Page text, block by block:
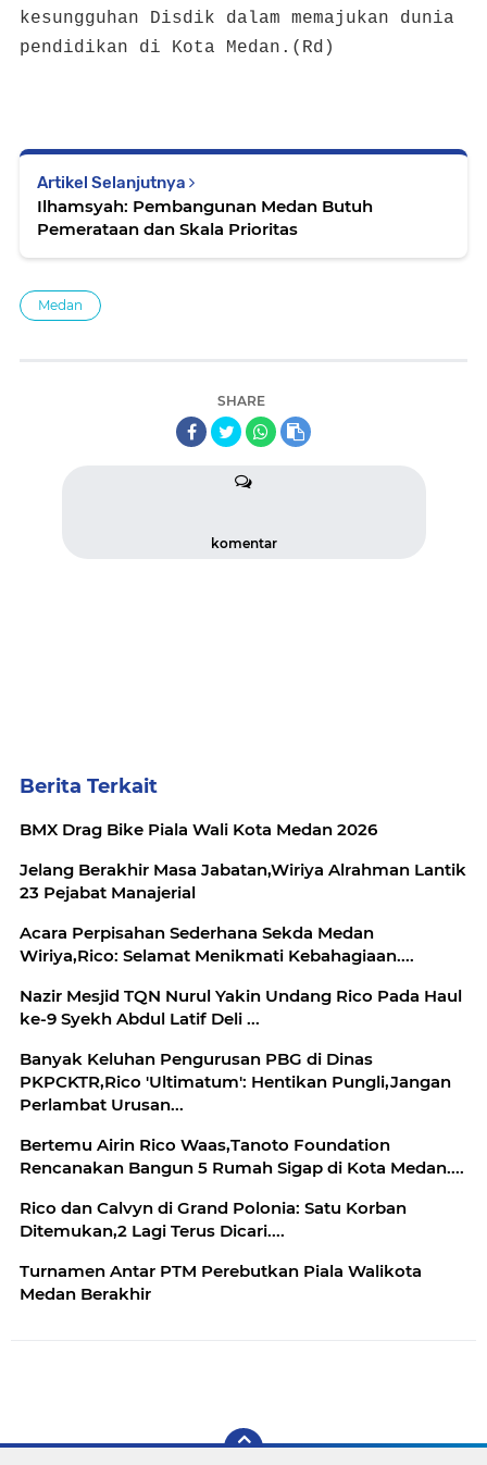
kesungguhan Disdik dalam memajukan dunia
pendidikan di Kota Medan.(Rd)
Artikel Selanjutnya
Ilhamsyah: Pembangunan Medan Butuh
Pemerataan dan Skala Prioritas
Medan
SHARE
komentar
Berita Terkait
BMX Drag Bike Piala Wali Kota Medan 2026
Jelang Berakhir Masa Jabatan,Wiriya Alrahman Lantik
23 Pejabat Manajerial
Acara Perpisahan Sederhana Sekda Medan
Wiriya,Rico: Selamat Menikmati Kebahagiaan....
Nazir Mesjid TQN Nurul Yakin Undang Rico Pada Haul
ke-9 Syekh Abdul Latif Deli ...
Banyak Keluhan Pengurusan PBG di Dinas
PKPCKTR,Rico 'Ultimatum': Hentikan Pungli,Jangan
Perlambat Urusan...
Bertemu Airin Rico Waas,Tanoto Foundation
Rencanakan Bangun 5 Rumah Sigap di Kota Medan....
Rico dan Calvyn di Grand Polonia: Satu Korban
Ditemukan,2 Lagi Terus Dicari....
Turnamen Antar PTM Perebutkan Piala Walikota
Medan Berakhir